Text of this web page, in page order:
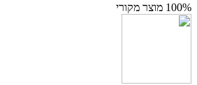
100% מוצר מקורי